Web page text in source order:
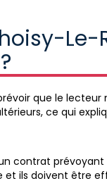
que le lecteur
ce qui
contrat
ils doivent être